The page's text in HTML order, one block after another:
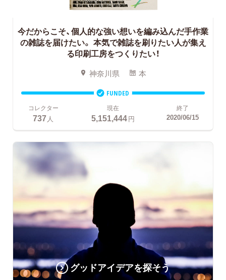
今だからこそ、個人的な強い想いを編み込んだ手作業
の雑誌を届けたい。 本気で雑誌を刷りたい人が集え
る印刷工房をつくりたい！
神奈川県 本
FUNDED
コレクター
737人
現在
5,151,444円
終了
2020/06/15
グッドアイデアを探そう